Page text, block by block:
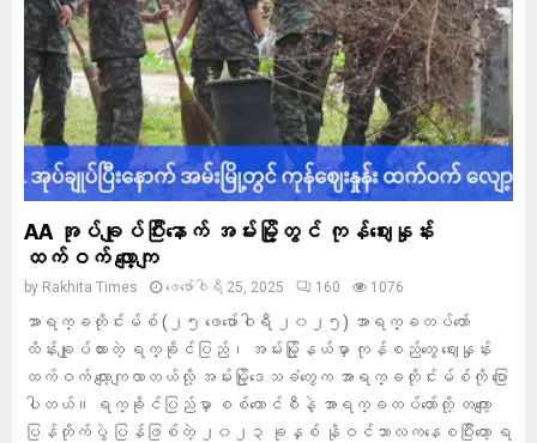
AA အုပ်ချုပ်ပြီးနောက် အမ်းမြို့တွင် ကုန်ဈေးနှုန်း
ထက်ဝက် လျော့ကျ
by Rakhita Times ဖေ‌ဖော်ဝါရီ 25, 2025 160 1076
အာရက္ခတိုင်းမ်စ် (၂၅ ဖေဖော်ဝါရီ ၂၀၂၅) အာရက္ခတပ်တော်
ထိန်းချုပ်ထားတဲ့ ရက္ခိုင်ပြည်၊ အမ်းမြို့နယ်မှာ ကုန်စည်တွေ ဈေးနှုန်း
ထက်ဝက် လျော့ကျလာတယ်လို့ အမ်းမြို့ဒေသခံတွေက အာရက္ခတိုင်းမ်စ်ကို ပြော
ပါတယ်။ ရက္ခိုင်ပြည်မှာ စစ်ကောင်စီနဲ့ အာရက္ခတပ်တော်တို့ တကျော့
ပြန်တိုက်ပွဲ ပြန်ဖြစ်တဲ့ ၂၀၂၃ ခုနှစ် နိုဝင်ဘာလကနေစပြီးတော့ ရ